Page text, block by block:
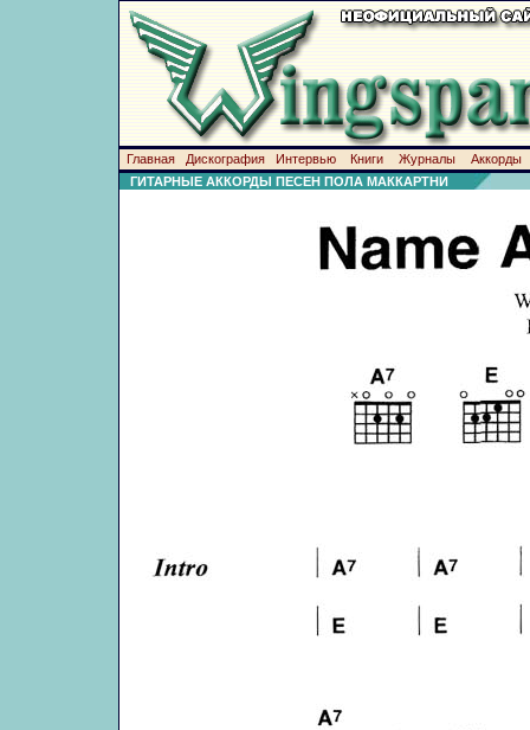
Главная Дискография Интервью Книги Журналы
Аккорды
ГИТАРНЫЕ АККОРДЫ ПЕСЕН ПОЛА МАККАРТНИ